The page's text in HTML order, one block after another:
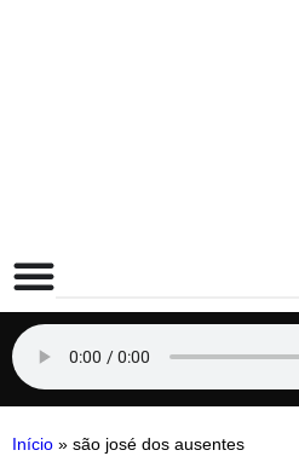
Início » são josé dos ausentes